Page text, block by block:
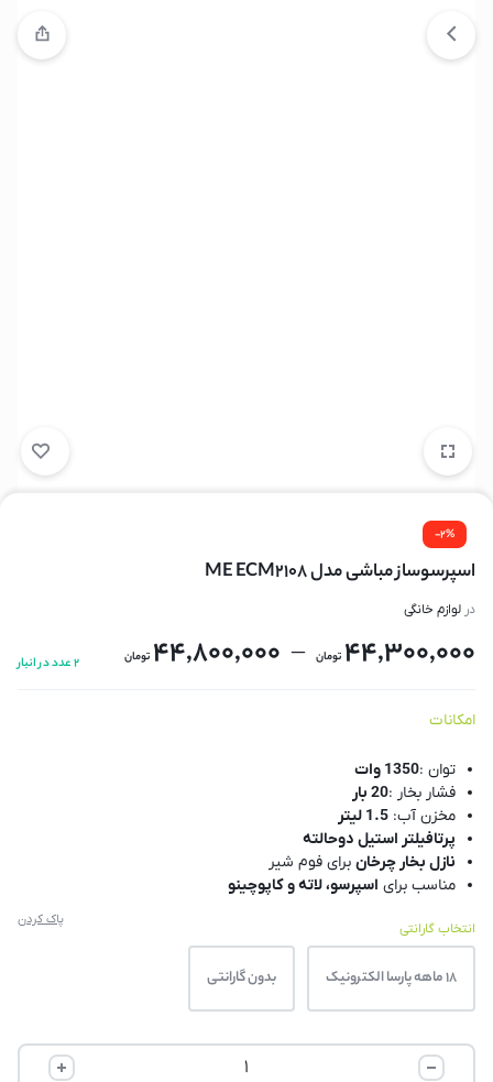
-2%
اسپرسوساز مباشی مدل ME ECM2108
در لوازم خانگی
44,300,000 تومان –
44,800,000 تومان 2 عدد در انبار
امکانات
توان :1350 وات
فشار بخار :20 بار
مخزن آب:1.5 لیتر
پرتافیلتر استیل دوحالته
نازل بخار چرخان برای فوم شیر
مناسب برای اسپرسو، لاته و کاپوچینو
گرمایش سریع و یکنواخت
سینی چکه‌گیر قابل جدا شدن
انتخاب گارانتی
18 ماهه پارسا الکترونیک بدون گارانتی
پاک کردن